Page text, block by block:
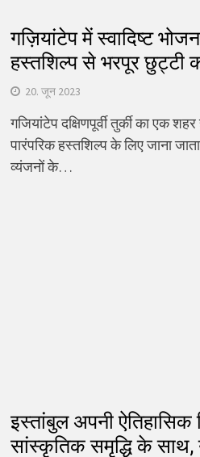
गज़ियांटेप में स्वादिष्ट
हस्तशिल्प से भरपूर छुट्टी
20. जून 2023
गजियांटेप दक्षिणपूर्वी तुर्की का एक
पारंपरिक हस्तशिल्प के लिए जाना
व्यंजनों के…
इस्तांबुल अपनी
सांस्कृतिक समृद्धि के